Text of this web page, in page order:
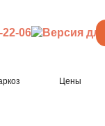
22-06
Цены